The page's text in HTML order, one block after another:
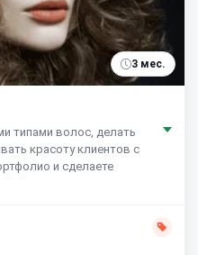
3 мес.
типами волос, делать
красоту клиентов с
и сделаете